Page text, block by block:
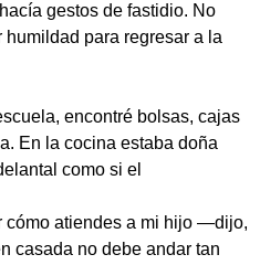
gestos de fastidio. No
para regresar a la
encontré bolsas, cajas
En la cocina estaba doña
como si el
atiendes a mi hijo —dijo,
casada no debe andar tan